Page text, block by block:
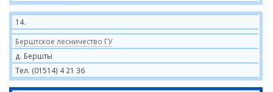
14.
Берштское лесничество ГУ
д. Бершты
Тел. (01514) 4 21 36